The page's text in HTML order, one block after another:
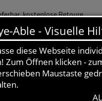
kostenlose Retoure
Unternehmen ganzheitlich
benötigen eine größere
Gerne erstellen wir Ihnen ein
Angebot.